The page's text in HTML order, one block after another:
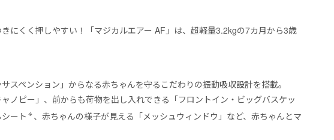
にくく押しやすい！「マジカルエアー AF」は、超軽量3.2kgの7カ月から3歳
スペンション」からなる赤ちゃんを守るこだわりの振動吸収設計を搭載。
ノピー」、前からも荷物を出し入れできる「フロントイン・ビッグバスケッ
ート ※、赤ちゃんの様子が見える「メッシュウィンドウ」など、赤ちゃんとマ